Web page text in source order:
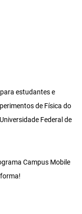
estudantes e
de Física do
Federal de
Campus Mobile